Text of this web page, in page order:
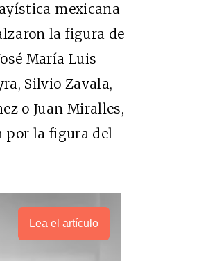
mexicana
la figura de
María Luis
Silvio Zavala,
o Juan Miralles,
por la figura del
Lea el artículo